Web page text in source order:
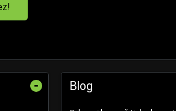
- Blog